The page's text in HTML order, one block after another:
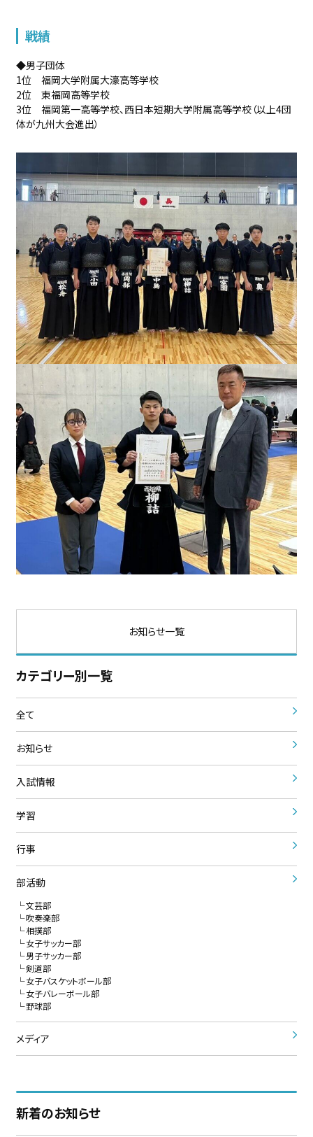
戦績
◆男子団体
1位 福岡大学附属大濠高等学校
2位 東福岡高等学校
3位 福岡第一高等学校、西日本短期大学附属高等学校（以上4団
体が九州大会進出）
お知らせ一覧
カテゴリー別一覧
全て
お知らせ
入試情報
学習
行事
部活動
文芸部
吹奏楽部
相撲部
女子サッカー部
男子サッカー部
剣道部
女子バスケットボール部
女子バレーボール部
野球部
メディア
新着のお知らせ